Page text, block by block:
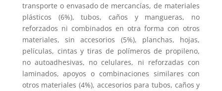
transporte o envasado de mercancías, de materiales
plásticos (6%), tubos, caños y mangueras, no
reforzados ni combinados en otra forma con otros
materiales, sin accesorios (5%), planchas, hojas,
películas, cintas y tiras de polímeros de propileno,
no autoadhesivas, no celulares, ni reforzadas con
laminados, apoyos o combinaciones similares con
otros materiales (4%), accesorios para tubos, caños y